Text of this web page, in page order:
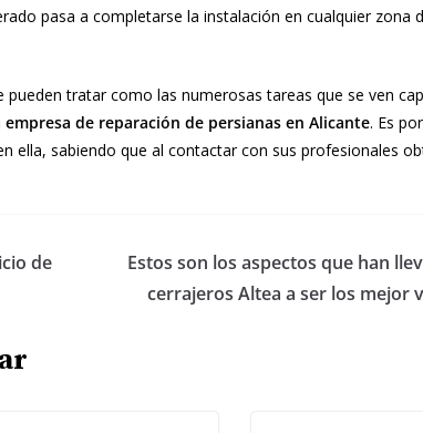
pasa a completarse la instalación en cualquier zona
tratar como las numerosas tareas que se ven
de reparación de persianas en Alicante. Es
ella, sabiendo que al contactar con sus profesionales
de
Estos son los aspectos que han
cerrajeros Altea a ser los mejor